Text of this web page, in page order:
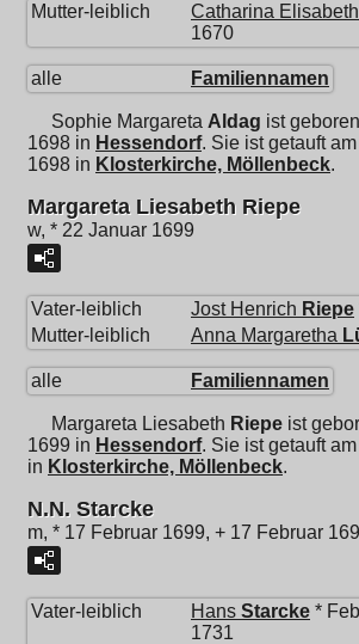
Mutter-leiblich Catharina Elisabeth
1670
alle Familiennamen
Sophie Margareta Aldag ist
1698 in Hessendorf. Sie ist getauft
1698 in Klosterkirche, Möllenbeck.
Margareta Liesabeth Riepe
w, * 22 Januar 1699
Vater-leiblich Jost Henrich Riepe
Mutter-leiblich
Anna Margaretha
alle Familiennamen
Margareta Liesabeth Riepe ist
1699 in Hessendorf. Sie ist getauft
in Klosterkirche, Möllenbeck.
N.N. Starcke
m, * 17 Februar 1699, + 17 Februar
Vater-leiblich Hans Starcke *
1731